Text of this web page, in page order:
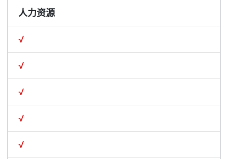
人力资源
√
√
√
√
√